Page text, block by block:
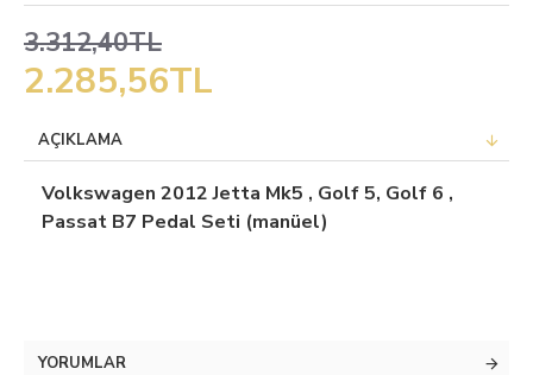
2.285,56TL
3.312,40TL
AÇIKLAMA
Volkswagen 2012 Jetta Mk5 , Golf 5, Golf 6 ,
Passat B7 Pedal Seti (manüel)
YORUMLAR